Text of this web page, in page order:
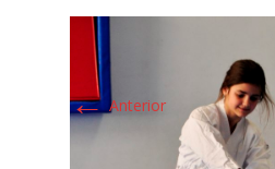
←Anterior